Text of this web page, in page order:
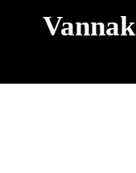
Vannak